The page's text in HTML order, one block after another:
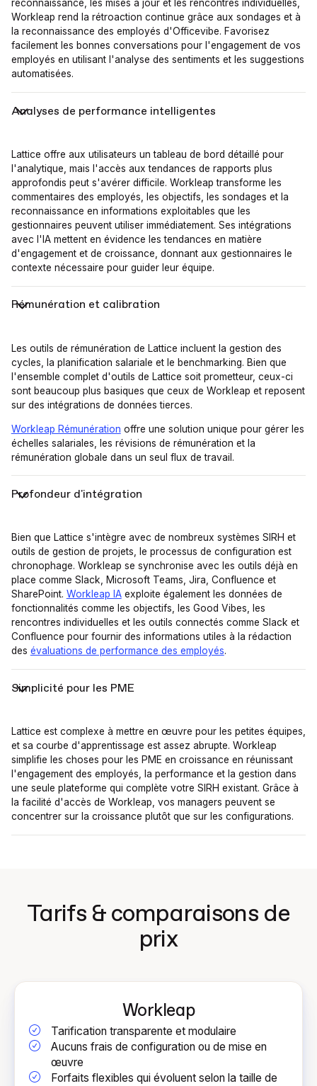
reconnaissance, les mises à jour et les rencontres individuelles,
Workleap rend la rétroaction continue grâce aux sondages et à
la reconnaissance des employés d'Officevibe. Favorisez
facilement les bonnes conversations pour l'engagement de vos
employés en utilisant l'analyse des sentiments et les suggestions
automatisées.
Analyses de performance intelligentes
Lattice offre aux utilisateurs un tableau de bord détaillé pour
l'analytique, mais l'accès aux tendances de rapports plus
approfondis peut s'avérer difficile. Workleap transforme les
commentaires des employés, les objectifs, les sondages et la
reconnaissance en informations exploitables que les
gestionnaires peuvent utiliser immédiatement. Ses intégrations
avec l'IA mettent en évidence les tendances en matière
d'engagement et de croissance, donnant aux gestionnaires le
contexte nécessaire pour guider leur équipe.
Rémunération et calibration
Les outils de rémunération de Lattice incluent la gestion des
cycles, la planification salariale et le benchmarking. Bien que
l'ensemble complet d'outils de Lattice soit prometteur, ceux-ci
sont beaucoup plus basiques que ceux de Workleap et reposent
sur des intégrations de données tierces.
Workleap Rémunération offre une solution unique pour gérer les
échelles salariales, les révisions de rémunération et la
rémunération globale dans un seul flux de travail.
Profondeur d'intégration
Bien que Lattice s'intègre avec de nombreux systèmes SIRH et
outils de gestion de projets, le processus de configuration est
chronophage. Workleap se synchronise avec les outils déjà en
place comme Slack, Microsoft Teams, Jira, Confluence et
SharePoint. Workleap IAexploite également les données de
fonctionnalités comme les objectifs, les Good Vibes, les
rencontres individuelles et les outils connectés comme Slack et
Confluence pour fournir des informations utiles à la rédaction
des évaluations de performance des employés.
Simplicité pour les PME
Lattice est complexe à mettre en œuvre pour les petites équipes,
et sa courbe d'apprentissage est assez abrupte. Workleap
simplifie les choses pour les PME en croissance en réunissant
l'engagement des employés, la performance et la gestion dans
une seule plateforme qui complète votre SIRH existant. Grâce à
la facilité d'accès de Workleap, vos managers peuvent se
concentrer sur la croissance plutôt que sur les configurations.
Tarifs & comparaisons de
prix
Workleap
Tarification transparente et modulaire
Aucuns frais de configuration ou de mise en
œuvre
Forfaits flexibles qui évoluent selon la taille de